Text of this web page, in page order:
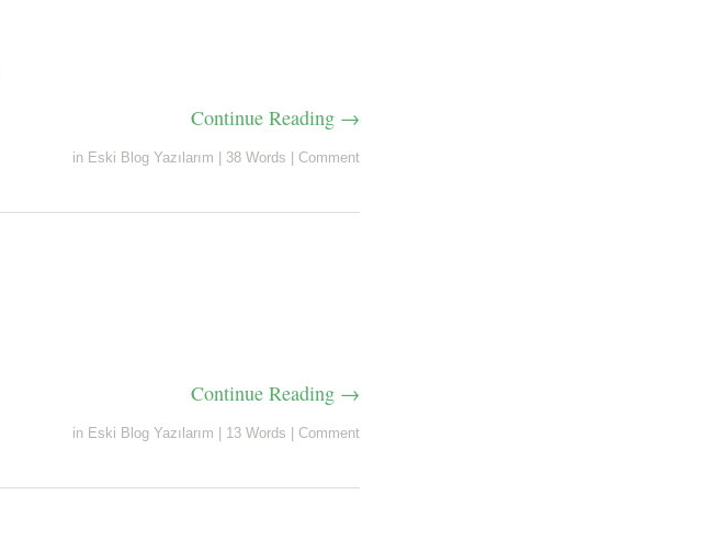
Continue Reading →
in Eski Blog Yazılarım 38 Words Comment
Continue Reading →
in Eski Blog Yazılarım 13 Words Comment